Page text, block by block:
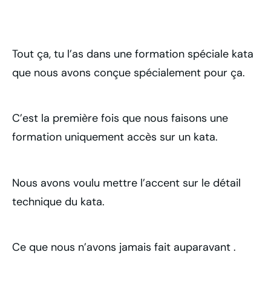
Tout ça, tu l’as dans une formation spéciale kata
que nous avons conçue spécialement pour ça.
C’est la première fois que nous faisons une
formation uniquement accès sur un kata.
Nous avons voulu mettre l’accent sur le détail
technique du kata.
Ce que nous n’avons jamais fait auparavant .